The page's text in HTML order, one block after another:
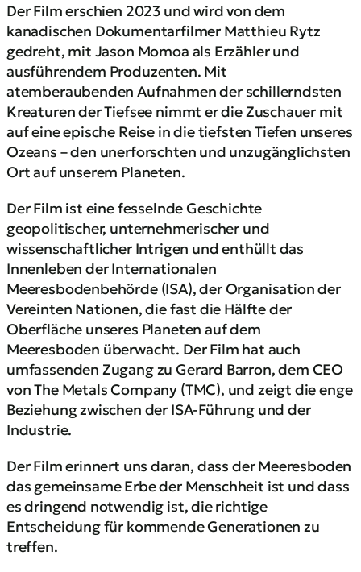
Der Film erschien 2023 und wird von dem
kanadischen Dokumentarfilmer Matthieu Rytz
gedreht, mit Jason Momoa als Erzähler und
ausführendem Produzenten. Mit
atemberaubenden Aufnahmen der schillerndsten
Kreaturen der Tiefsee nimmt er die Zuschauer mit
auf eine epische Reise in die tiefsten Tiefen unseres
Ozeans – den unerforschten und unzugänglichsten
Ort auf unserem Planeten.
Der Film ist eine fesselnde Geschichte
geopolitischer, unternehmerischer und
wissenschaftlicher Intrigen und enthüllt das
Innenleben der Internationalen
Meeresbodenbehörde (ISA), der Organisation der
Vereinten Nationen, die fast die Hälfte der
Oberfläche unseres Planeten auf dem
Meeresboden überwacht. Der Film hat auch
umfassenden Zugang zu Gerard Barron, dem CEO
von The Metals Company (TMC), und zeigt die enge
Beziehung zwischen der ISA-Führung und der
Industrie.
Der Film erinnert uns daran, dass der Meeresboden
das gemeinsame Erbe der Menschheit ist und dass
es dringend notwendig ist, die richtige
Entscheidung für kommende Generationen zu
treffen.